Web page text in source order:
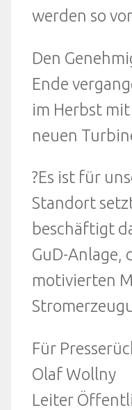
werden so
Den
Ende
im Herbst
neuen
?Es ist für
Standort
beschäftigt
GuD-Anlage,
motivierten
Für
Olaf Wollny
Leiter